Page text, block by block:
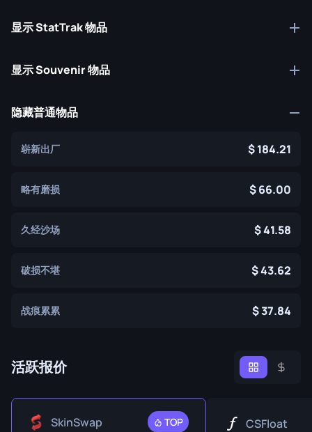
显示 StatTrak 物品
显示 Souvenir 物品
隐藏普通物品
崭新出厂 184.21
略有磨损 66.00
久经沙场 41.58
破损不堪 43.62
战痕累累 37.84
活跃报价
SkinSwap TOP CSFloat